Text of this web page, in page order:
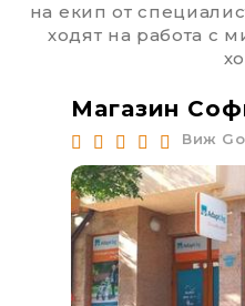
на екип от
ходят на работа с
Магазин
Виж